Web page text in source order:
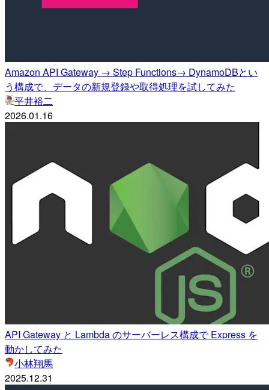
Amazon API Gateway → Step Functions→ DynamoDBとい
う構成で、データの新規登録や取得処理を試してみた
平井裕二
2026.01.16
API Gateway と Lambda のサーバーレス構成で Express を
動かしてみた
小林翔馬
2025.12.31